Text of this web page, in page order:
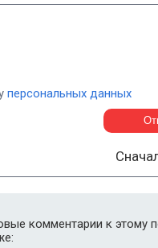
персональных данных
комментарии к этому